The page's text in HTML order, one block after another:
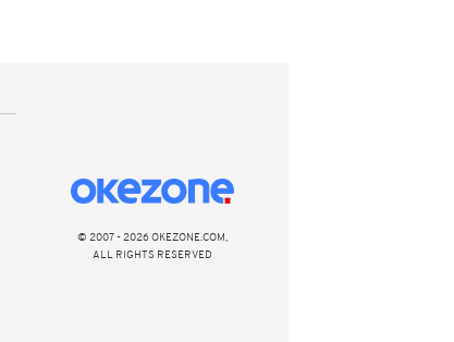
© 2007 - 2026 OKEZONE.COM,
ALL RIGHTS RESERVED